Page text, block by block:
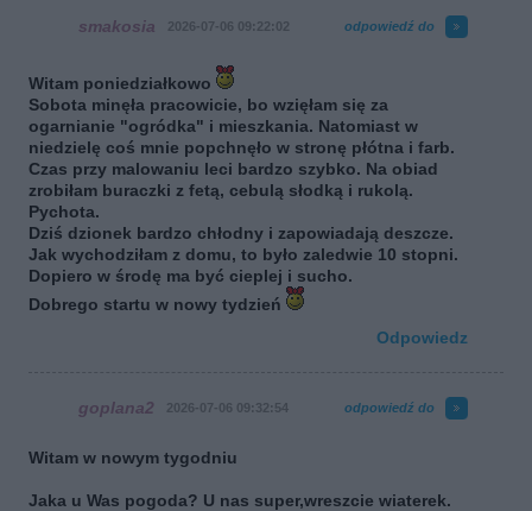
smakosia 2026-07-06 09:22:02 odpowiedź do
Witam poniedziałkowo
Sobota minęła pracowicie, bo wzięłam się za
ogarnianie "ogródka" i mieszkania. Natomiast w
niedzielę coś mnie popchnęło w stronę płótna i farb.
Czas przy malowaniu leci bardzo szybko. Na obiad
zrobiłam buraczki z fetą, cebulą słodką i rukolą.
Pychota.
Dziś dzionek bardzo chłodny i zapowiadają deszcze.
Jak wychodziłam z domu, to było zaledwie 10 stopni.
Dopiero w środę ma być cieplej i sucho.
Dobrego startu w nowy tydzień
Odpowiedz
goplana2 2026-07-06 09:32:54 odpowiedź do
Witam w nowym tygodniu
Jaka u Was pogoda? U nas super,wreszcie wiaterek.